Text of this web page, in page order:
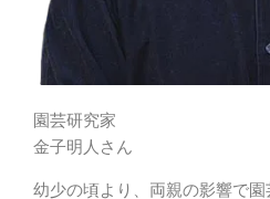
園芸研究家
金子明人さん
幼少の頃より、両親の影響で